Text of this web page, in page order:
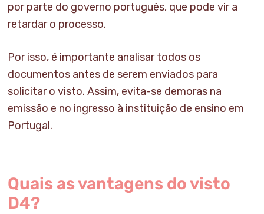
por parte do governo português, que pode vir a
retardar o processo.
Por isso, é importante analisar todos os
documentos antes de serem enviados para
solicitar o visto. Assim, evita-se demoras na
emissão e no ingresso à instituição de ensino em
Portugal.
Quais as vantagens do visto
D4?